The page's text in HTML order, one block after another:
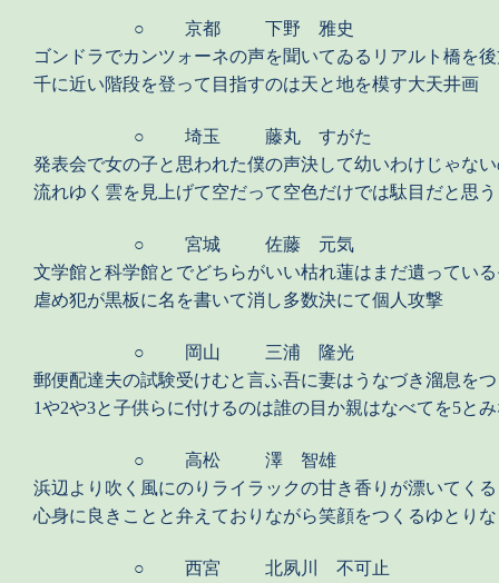
○ 京都
下野 雅史
ゴンドラでカンツォーネの声を聞いてゐるリアルト橋を
千に近い階段を登って目指すのは天と地を模す大天井画
○ 埼玉
藤丸 すがた
発表会で女の子と思われた僕の声決して幼いわけじゃな
流れゆく雲を見上げて空だって空色だけでは駄目だと思う
○ 宮城
佐藤 元気
文学館と科学館とでどちらがいい枯れ蓮はまだ遺ってい
虐め犯が黒板に名を書いて消し多数決にて個人攻撃
○ 岡山
三浦 隆光
郵便配達夫の試験受けむと言ふ吾に妻はうなづき溜息を
1や2や3と子供らに付けるのは誰の目か親はなべてを5と
○ 高松
澤 智雄
浜辺より吹く風にのりライラックの甘き香りが漂いてくる
心身に良きことと弁えておりながら笑顔をつくるゆとり
○ 西宮
北夙川 不可止